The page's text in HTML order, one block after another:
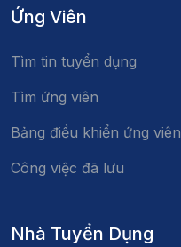
Ứng Viên
Tìm tin tuyển dụng
Tìm ứng viên
Bảng điều khiển ứng viên
Công việc đã lưu
Nhà Tuyển Dụng